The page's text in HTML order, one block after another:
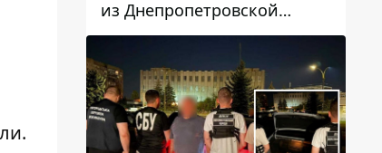
из Днепропетровской
области Юрия Свистуна